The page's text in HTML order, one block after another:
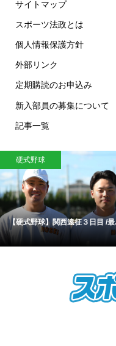
サイトマップ
スポーツ法政とは
個人情報保護方針
外部リンク
定期購読のお申込み
新入部員の募集について
記事一覧
硬式野球
【硬式野球】関西遠征３日目 /最